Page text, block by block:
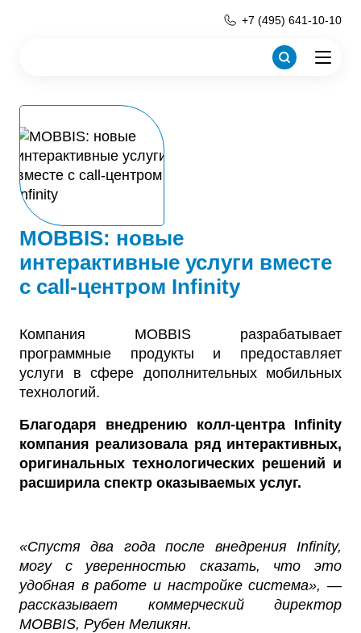
+7 (495) 641-10-10
MOBBIS: новые
интерактивные услуги вместе
с call-центром Infinity
Компания MOBBIS разрабатывает
программные продукты и предоставляет
услуги в сфере дополнительных мобильных
технологий.
Благодаря внедрению колл-центра Infinity
компания реализовала ряд интерактивных,
оригинальных технологических решений и
расширила спектр оказываемых услуг.
«Спустя два года после внедрения Infinity,
могу с уверенностью сказать, что это
удобная в работе и настройке система», —
рассказывает коммерческий директор
MOBBIS, Рубен Меликян.